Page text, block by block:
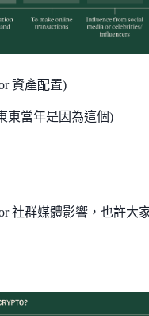
資產配置)
東當年是因為這個)
社群媒體影響，也許大